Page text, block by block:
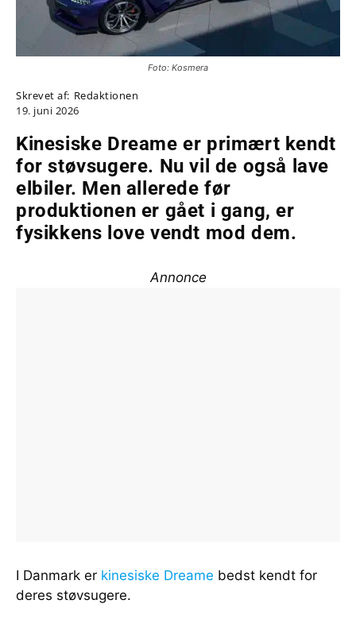
Foto: Kosmera
Skrevet af: Redaktionen
19. juni 2026
Kinesiske Dreame er primært kendt
for støvsugere. Nu vil de også lave
elbiler. Men allerede før
produktionen er gået i gang, er
fysikkens love vendt mod dem.
Annonce
I Danmark er kinesiske Dreame bedst kendt for
deres støvsugere.